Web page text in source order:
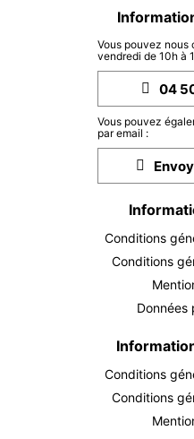
Vous pouvez nous
vendredi de 10h à
04
Vous pouvez
par email :
Conditions
Conditions
Données
Conditions
Conditions